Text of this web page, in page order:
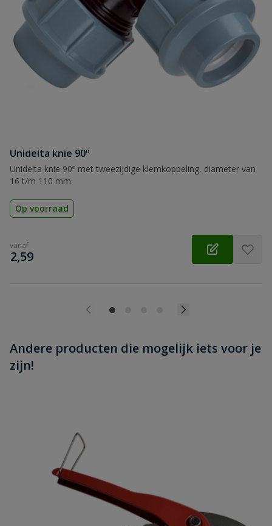
Samenvatting
Beoordeling
Beoordeling versturen
Unidelta knie 90º
Unidelta knie 90º met tweezijdige klemkoppeling, diameter van
16 t/m 110 mm.
Op voorraad
vanaf
€
2,59
Andere producten die mogelijk iets voor je
zijn!